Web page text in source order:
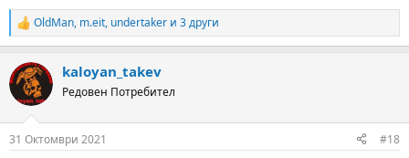
R
e
c
t
i
s
OldMan, m.eit, undertaker и 3 други
kaloyan_takev
Редовен Потребител
31 Октомври 2021 #18